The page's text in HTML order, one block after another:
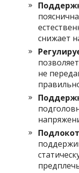
снижает
не